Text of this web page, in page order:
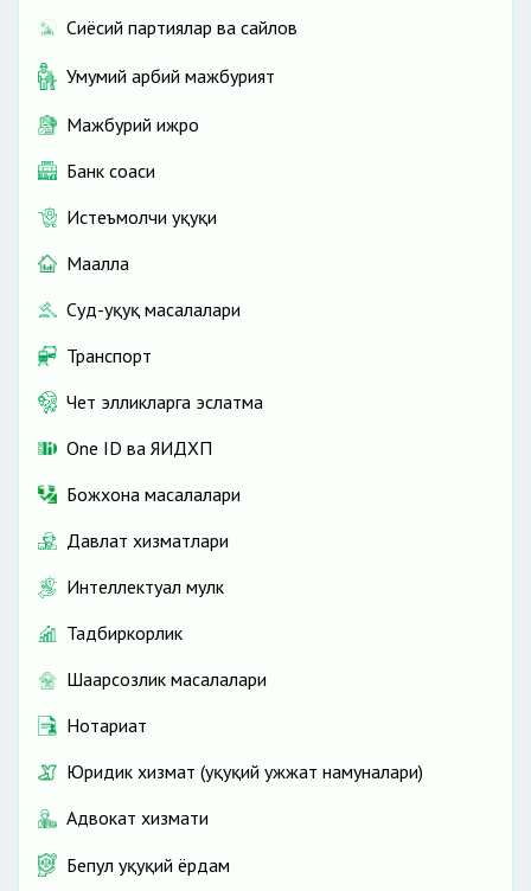
Сиёсий партиялар ва сайлов
Умумий ҳарбий мажбурият
Мажбурий ижро
Банк соҳаси
Истеъмолчи ҳуқуқи
Маҳалла
Суд-ҳуқуқ масалалари
Транспорт
Чет элликларга эслатма
One ID ва ЯИДХП
Божхона масалалари
Давлат хизматлари
Интеллектуал мулк
Тадбиркорлик
Шаҳарсозлик масалалари
Нотариат
Юридик хизмат (ҳуқуқий ҳужжат намуналари)
Адвокат хизмати
Бепул ҳуқуқий ёрдам